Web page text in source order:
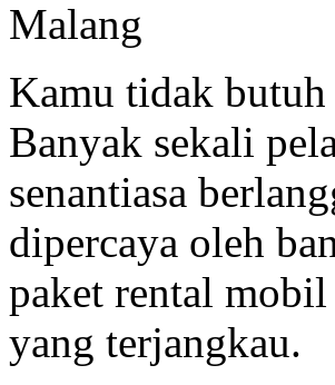
Malang
Kamu tidak butuh
Banyak sekali
senantiasa
dipercaya oleh
paket rental
yang terjangkau.